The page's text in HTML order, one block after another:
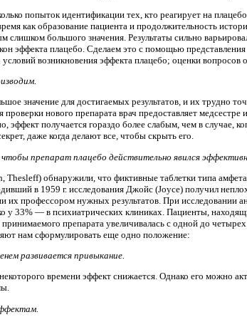
попыток идентификации тех, кто реагирует на
как образование пациента и продолжительность
слишком большого значения. Результаты сильно
эффекта плацебо. Сделаем это с помощью
возникновения эффекта плацебо; оценки вопросов
значение для достигаемых результатов, и их трудно
нового препарата врач предоставляет
эффект получается гораздо более слабым, чем в
даже когда делают все, чтобы скрыть его.
препарат плацебо действительно явился
Thesleff) обнаружили, что фиктивные таблетки типа
в 1959 г. исследования Джойс (Joyce) получил
их профессором нужных результатов. При
у 33% — в психиатрических клиниках. Пациенты,
препарата увеличивалась с одной до
нам сформулировать еще одно положение:
развивается привыкание.
времени эффект снижается. Однако его можно